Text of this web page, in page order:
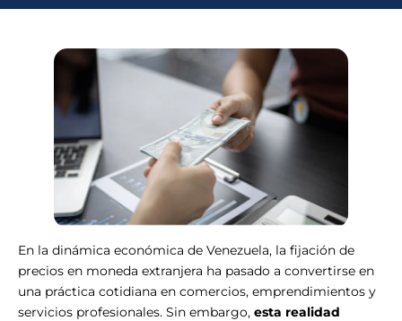
En la dinámica económica de Venezuela, la fijación de
precios en moneda extranjera ha pasado a convertirse en
una práctica cotidiana en comercios, emprendimientos y
servicios profesionales. Sin embargo, esta realidad